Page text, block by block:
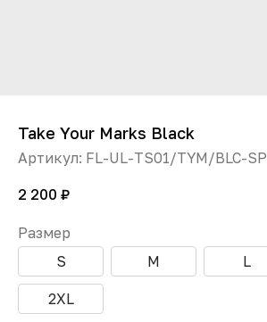
Take Your Marks Black
Артикул: FL-UL-TS01/TYM/BLC-SP
2 200 ₽
Размер
S
M L
2XL